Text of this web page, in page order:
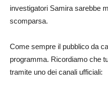
investigatori Samira sarebbe
scomparsa.
Come sempre il pubblico da
programma. Ricordiamo che
tramite uno dei canali ufficiali: